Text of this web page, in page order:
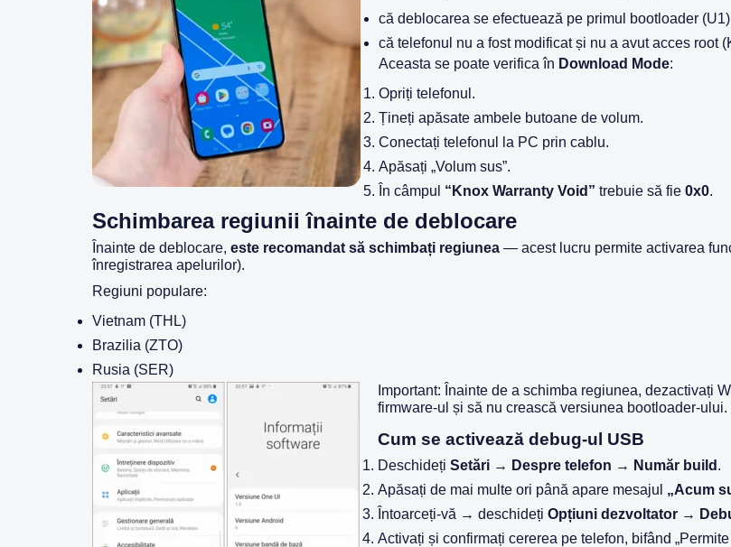
că deblocarea se efectuează pe primul bootloader
că telefonul nu a fost modificat și nu a avut acces root
Aceasta se poate verifica în Download Mode:
Opriți telefonul.
Țineți apăsate ambele butoane de volum.
Conectați telefonul la PC prin cablu.
Apăsați „Volum sus”.
În câmpul “Knox Warranty Void” trebuie să fie 0x0.
Schimbarea regiunii înainte de deblocare
Înainte de deblocare, este recomandat să schimbați regiunea — acest lucru permite activarea
înregistrarea apelurilor).
Regiuni populare:
Vietnam (THL)
Brazilia (ZTO)
Rusia (SER)
Important: Înainte de a schimba regiunea, dezactivați
firmware-ul și să nu crească versiunea bootloader-
Cum se activează debug-ul USB
Deschideți Setări → Despre telefon → Număr build .
Apăsați de mai multe ori până apare mesajul „Acum
Întoarceți-vă → deschideți Opțiuni dezvoltator →
Activați și confirmați cererea pe telefon, bifând „Permite